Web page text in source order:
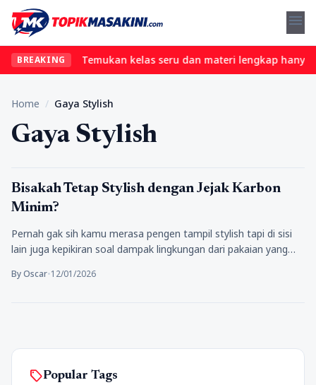
menu
BREAKING
ribet? Temukan kelas seru dan materi lengkap hanya
Home / Gaya Stylish
Gaya Stylish
Fashion
Bisakah Tetap Stylish dengan Jejak Karbon
Minim?
Pernah gak sih kamu merasa pengen tampil stylish tapi di sisi
lain juga kepikiran soal dampak lingkungan dari pakaian yang…
By Oscar•12/01/2026
sellPopular Tags